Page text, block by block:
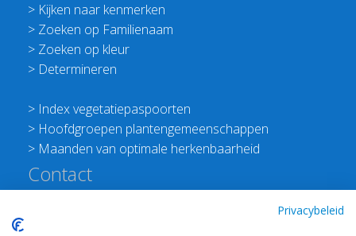
> Kijken naar kenmerken
> Zoeken op Familienaam
> Zoeken op kleur
> Determineren
> Index vegetatiepaspoorten
> Hoofdgroepen plantengemeenschappen
> Maanden van optimale herkenbaarheid
Contact
Privacybeleid